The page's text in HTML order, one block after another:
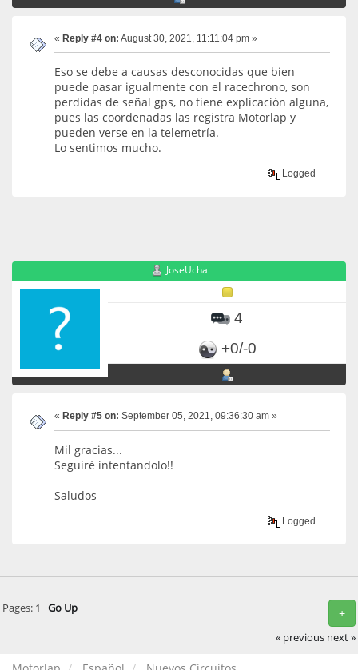
« Reply #4 on: August 30, 2021, 11:11:04 pm »
Eso se debe a causas desconocidas que bien
puede pasar igualmente con el racechrono, son
perdidas de señal gps, no tiene explicación alguna,
pues las coordenadas las registra Motorlap y
pueden verse en la telemetría.
Lo sentimos mucho.
Logged
JoseUcha
4
+0/-0
« Reply #5 on: September 05, 2021, 09:36:30 am »
Mil gracias...
Seguiré intentandolo!!
Saludos
Logged
+
Pages: 1 Go Up
« previous next »